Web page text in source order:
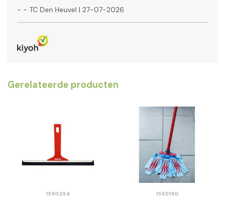
- - TC Den Heuvel | 27-07-2026
Gerelateerde producten
1550254 1550150